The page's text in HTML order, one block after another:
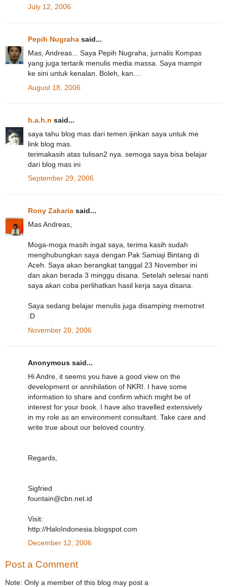
July 12, 2006
Pepih Nugraha said...
Mas, Andreas... Saya Pepih Nugraha, jurnalis Kompas
yang juga tertarik menulis media massa. Saya mampir
ke sini untuk kenalan. Boleh, kan....
August 18, 2006
h.a.h.n said...
saya tahu blog mas dari temen.ijinkan saya untuk me
link blog mas.
terimakasih atas tulisan2 nya. semoga saya bisa belajar
dari blog mas ini
September 29, 2006
Rony Zakaria said...
Mas Andreas,
Moga-moga masih ingat saya, terima kasih sudah
menghubungkan saya dengan Pak Samiaji Bintang di
Aceh. Saya akan berangkat tanggal 23 November ini
dan akan berada 3 minggu disana. Setelah selesai nanti
saya akan coba perlihatkan hasil kerja saya disana.
Saya sedang belajar menulis juga disamping memotret
:D
November 20, 2006
Anonymous said...
Hi Andre, it seems you have a good view on the
development or annihilation of NKRI. I have some
information to share and confirm which might be of
interest for your book. I have also travelled extensively
in my role as an environment consultant. Take care and
write true about our beloved country.
Regards,
Sigfried
fountain@cbn.net.id
Visit:
http://HaloIndonesia.blogspot.com
December 12, 2006
Post a Comment
Note: Only a member of this blog may post a